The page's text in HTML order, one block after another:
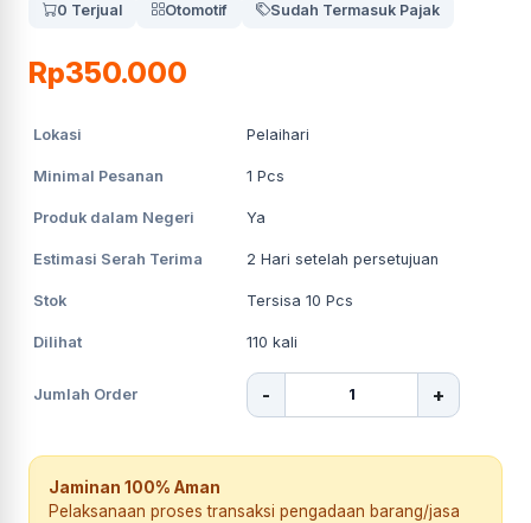
0 Terjual Otomotif Sudah Termasuk Pajak
Rp350.000
Lokasi Pelaihari
Minimal Pesanan 1 Pcs
Produk dalam Negeri Ya
Estimasi Serah Terima 2 Hari setelah persetujuan
Stok Tersisa 10 Pcs
Dilihat 110 kali
Jumlah Order - +
Jaminan 100% Aman
Pelaksanaan proses transaksi pengadaan barang/jasa